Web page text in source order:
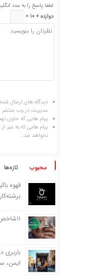
لطفا پاسخ را به عدد
دوازده + 10 =
دیدگاه های ارسال
مدیریت در وب
پیام هایی که حاوی
پیام هایی که به غیر
نخواهد شد.
محبوب تازه‌ها
۱۱شاخص مهم برای درمان اعتیاد با کیفیت بالا
باربری
ایمن،